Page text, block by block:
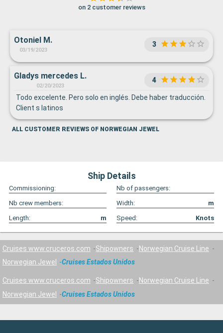
on 2 customer reviews
Otoniel M.
03/19/2023
3
Gladys mercedes L.
02/20/2023
4
Todo excelente. Pero solo en inglés. Debe haber traducción.
Client s latinos
ALL CUSTOMER REVIEWS OF NORWEGIAN JEWEL
Ship Details
Commissioning:
Nb of passengers:
Nb crew members:
Width:
m
Length:
m Speed: Knots
Cruises www.cruceros.com Shipowners
Norwegian Cruise Line
Norwegian Jewel
Cruises Estados Unidos
Cruises www.cruceros.com Shipowners
Norwegian Cruise Line
Norwegian Jewel
Cruises Estados Unidos